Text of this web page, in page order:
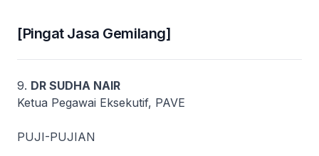
[Pingat Jasa Gemilang]
9. DR SUDHA NAIR
Ketua Pegawai Eksekutif, PAVE
PUJI-PUJIAN